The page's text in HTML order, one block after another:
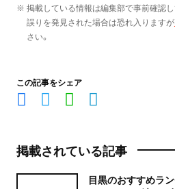
※ 掲載している情報は編集部で事前確認
誤りを発見された場合は恐れ入りますが
さい。
この記事をシェア
掲載されている記事
目黒のおすすめラ